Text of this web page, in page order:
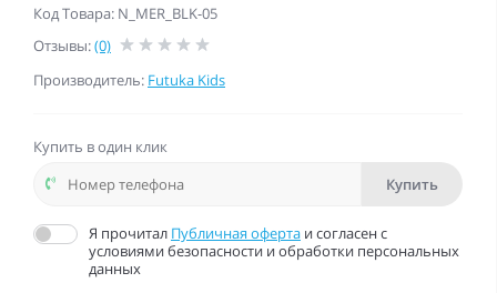
Код Товара: N_MER_BLK-05
Отзывы:(0)
Производитель: Futuka Kids
Купить в один клик
Купить
Я прочитал Публичная оферта и согласен с
условиями безопасности и обработки персональных
данных